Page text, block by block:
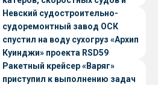
судов с малой осадкой
Невский судостроительно-
судоремонтный завод ОСК
спустил на воду сухогруз «Архип
Куинджи» проекта RSD59
Ракетный крейсер «Варяг»
приступил к выполнению задач